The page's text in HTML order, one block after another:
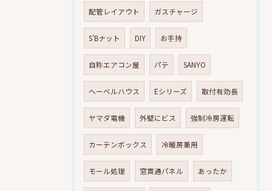
配管レイアウト ガスチャージ
S’Bナット DIY お手持
自称エアコン屋 パテ SANYO
へーベルハウス Eシリーズ 取付有効長
ヤマダ電機 外壁にビス 強制冷房運転
カーテンボックス 冷暖房兼用
モール処理 窓貫通パネル あったか